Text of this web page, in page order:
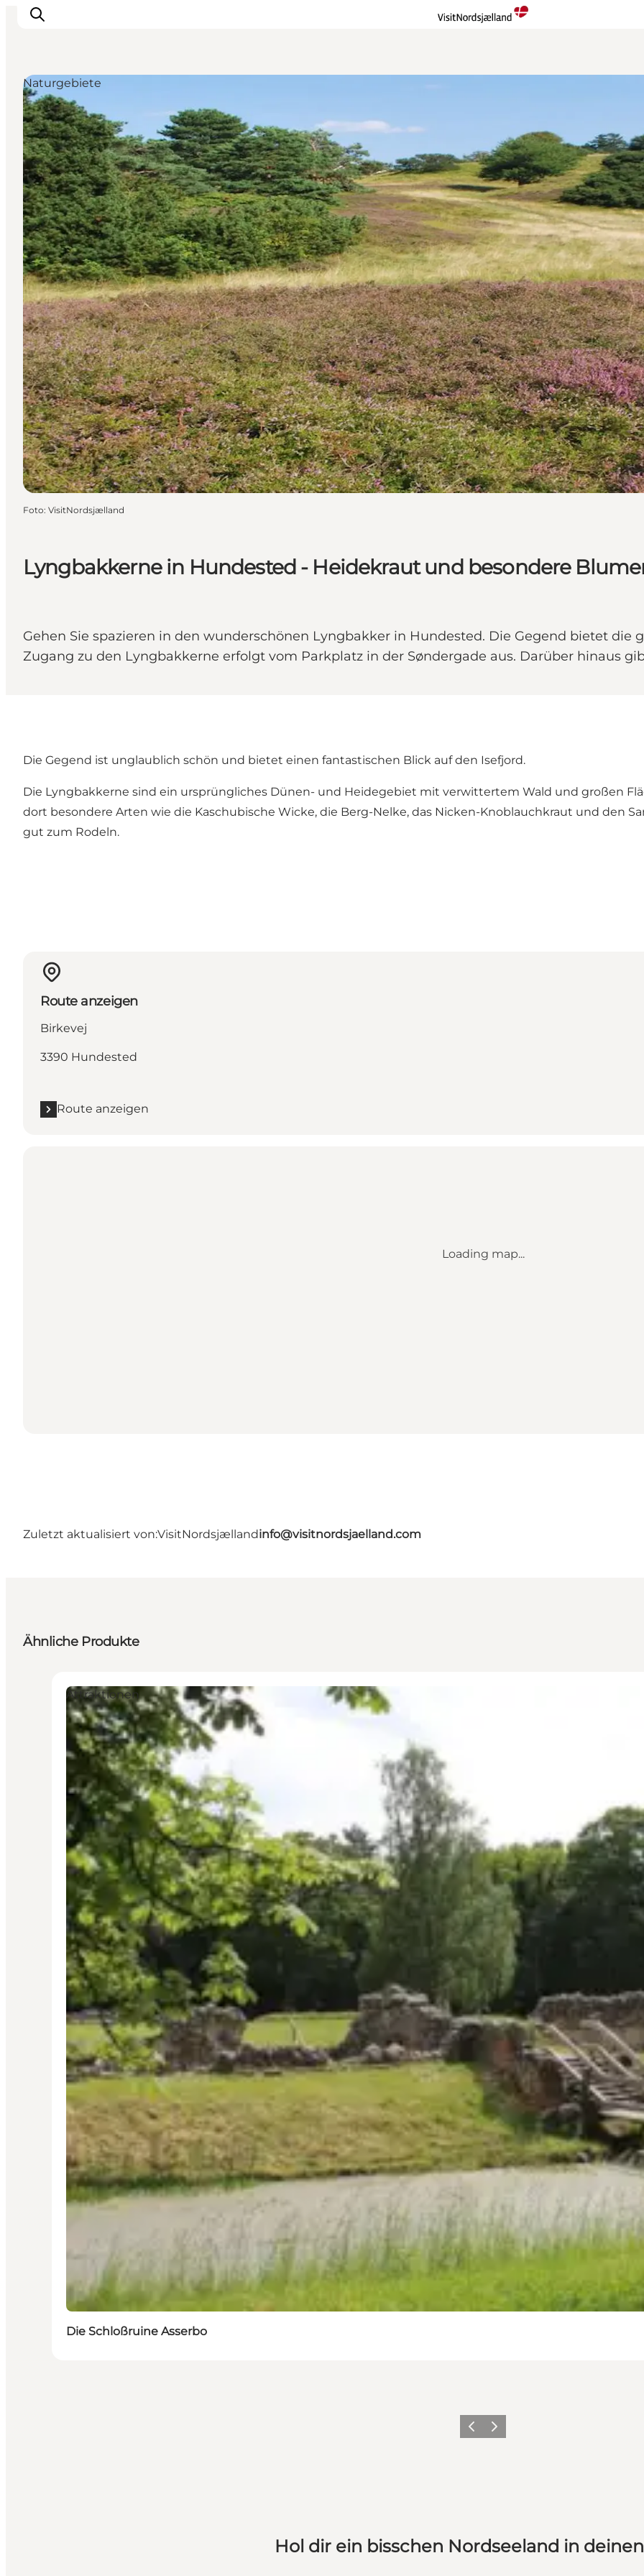
Highlights
Erlebnisse
Geschmack
Unterkünfte
Städte
Reiseplanung
Lyngbakkerne in Hundested - Heidekraut und besondere
Gehen Sie spazieren in den wunderschönen Lyngbakker in Hundested. Die Gegend bietet die
Zugang zu den Lyngbakkerne erfolgt vom Parkplatz in der Søndergade aus. Darüber hinaus
Naturgebiete
Foto: VisitNordsjælland
Die Gegend ist unglaublich schön und bietet einen fantastischen Blick auf den Isefjord.
Die Lyngbakkerne sind ein ursprüngliches Dünen- und Heidegebiet mit verwittertem Wald und großen
dort besondere Arten wie die Kaschubische Wicke, die Berg-Nelke, das Nicken-Knoblauchkraut und den
gut zum Rodeln.
Route anzeigen
Birkevej
3390 Hundested
Route anzeigen
Loading map...
Zuletzt aktualisiert von:VisitNordsjællandinfo@visitnordsjaelland.com
Ähnliche Produkte
Attraktionen
Die Schloßruine Asserbo
ZurückWeiter
Hol dir ein bisschen Nordseeland in